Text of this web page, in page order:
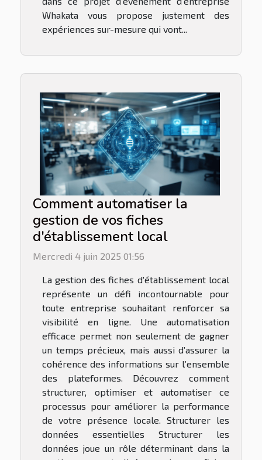
Whakata vous propose justement des
expériences sur-mesure qui vont...
Comment automatiser la
gestion de vos fiches
d'établissement local
Mercredi 4 juin 2025 01:56
La gestion des fiches d'établissement local
représente un défi incontournable pour
toute entreprise souhaitant renforcer sa
visibilité en ligne. Une automatisation
efficace permet non seulement de gagner
un temps précieux, mais aussi d’assurer la
cohérence des informations sur l’ensemble
des plateformes. Découvrez comment
structurer, optimiser et automatiser ce
processus pour améliorer la performance
de votre présence locale. Structurer les
données essentielles Structurer les
données joue un rôle déterminant dans la